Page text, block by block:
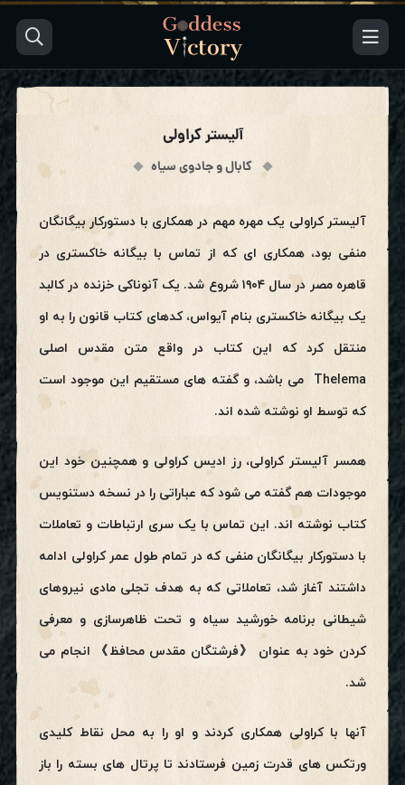
آلیستر کراولی
کابال و جادوی سیاه
آلیستر کراولی یک مهره مهم در همکاری با دستورکار بیگانگان
منفی بود، همکاری ای که از تماس با بیگانه خاکستری در
قاهره مصر در سال ۱۹۰۴ شروع شد. یک آنوناکی خزنده در کالبد
یک بیگانه خاکستری بنام آیواس، کدهای کتاب قانون را به او
منتقل کرد که این کتاب در واقع متن مقدس اصلی
Thelema می باشد، و گفته های مستقیم این موجود است
که توسط او نوشته شده اند.
همسر آلیستر کراولی، رز ادیس کراولی و همچنین خود این
موجودات هم گفته می شود که عباراتی را در نسخه دستنویس
کتاب نوشته اند. این تماس با یک سری ارتباطات و تعاملات
با دستورکار بیگانگان منفی که در تمام طول عمر کراولی ادامه
داشتند آغاز شد، تعاملاتی که به هدف تجلی مادی نیروهای
شیطانی برنامه خورشید سیاه و تحت ظاهرسازی و معرفی
کردن خود به عنوان 《فرشتگان مقدس محافظ》 انجام می
شد.
آنها با کراولی همکاری کردند و او را به محل نقاط کلیدی
ورتکس های قدرت زمین فرستادند تا پرتال های بسته را باز